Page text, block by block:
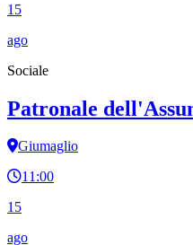
15
ago
Sociale
Patronale
Giumaglio
11:00
15
ago